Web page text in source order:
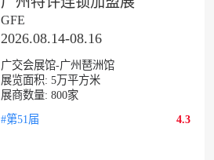
GFE
2026.08.14-08.16
广交会展馆-广州琶洲馆
展览面积: 5万平方米
展商数量: 800家
#第51届
4.3